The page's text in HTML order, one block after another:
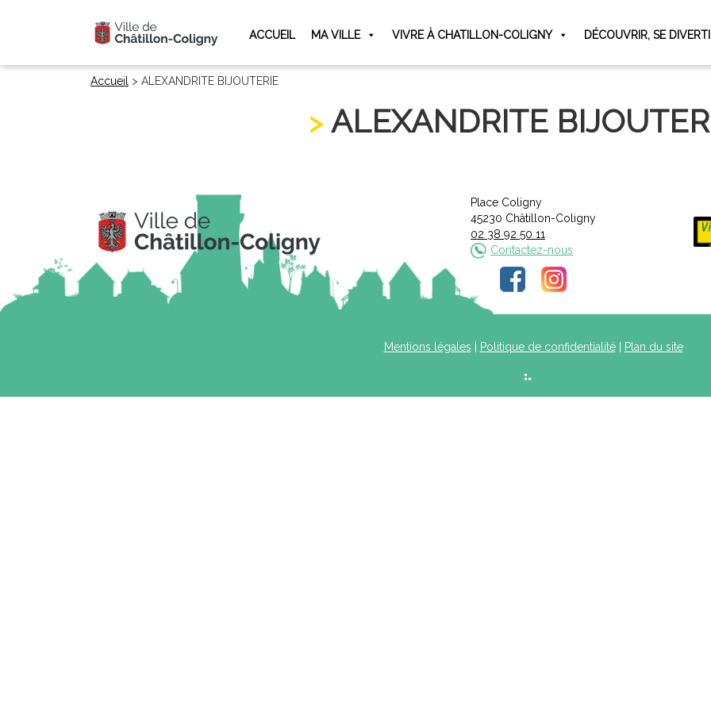
ACCUEIL MA VILLE VIVRE À CHATILLON-COLIGNY DÉCOUVRIR, SE
Accueil > ALEXANDRITE BIJOUTERIE
ALEXANDRITE
Place Coligny
45230 Châtillon-Coligny
02 38 92 50 11
Contactez-nous
Mentions légales Politique de confidentialité| Plan du site